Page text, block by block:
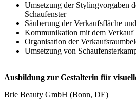
Umsetzung der Stylingvorgaben
Schaufenster
Säuberung der Verkaufsfläche
Kommunikation mit dem Verkauf
Organisation der
Umsetzung von
Ausbildung zur Gestalterin für
Brie Beauty GmbH (Bonn, DE)